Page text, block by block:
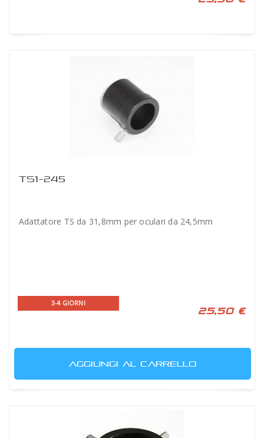
TS1-245
Adattatore TS da 31,8mm per oculari da 24,5mm
3-4 GIORNI
25,50 €
AGGIUNGI AL CARRELLO